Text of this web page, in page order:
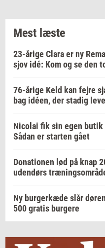
Mest læste
23-årige Clara er ny
sjov idé: Kom og se den
76-årige Keld kan fejre
bag idéen, der stadig
Nicolai fik sin egen
Sådan er starten gået
Donationen lød på knap
udendørs
Ny burgerkæde slår
500 gratis burgere